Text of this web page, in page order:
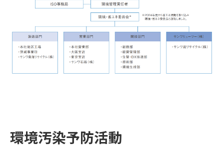
環境汚染予防活動